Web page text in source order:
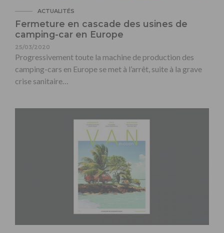
ACTUALITÉS
Fermeture en cascade des usines de
camping-car en Europe
25/03/2020
Progressivement toute la machine de production des
camping-cars en Europe se met à l’arrêt, suite à la grave
crise sanitaire…